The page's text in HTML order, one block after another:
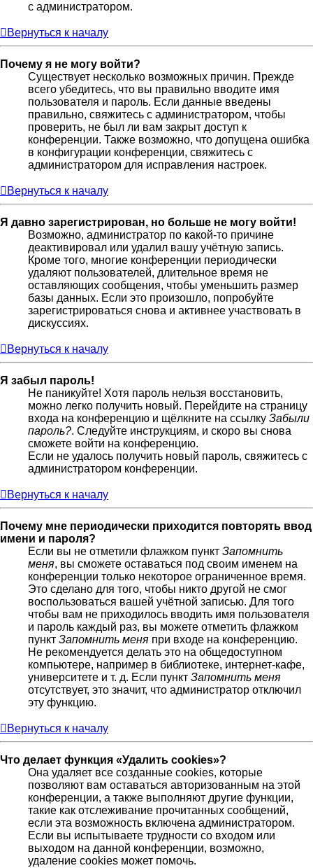
с администратором.
Вернуться к началу
Почему я не могу войти?
Существует несколько возможных причин. Прежде
всего убедитесь, что вы правильно вводите имя
пользователя и пароль. Если данные введены
правильно, свяжитесь с администратором, чтобы
проверить, не был ли вам закрыт доступ к
конференции. Также возможно, что допущена ошибка
в конфигурации конференции, свяжитесь с
администратором для исправления настроек.
Вернуться к началу
Я давно зарегистрирован, но больше не могу войти!
Возможно, администратор по какой-то причине
деактивировал или удалил вашу учётную запись.
Кроме того, многие конференции периодически
удаляют пользователей, длительное время не
оставляющих сообщения, чтобы уменьшить размер
базы данных. Если это произошло, попробуйте
зарегистрироваться снова и активнее участвовать в
дискуссиях.
Вернуться к началу
Я забыл пароль!
Не паникуйте! Хотя пароль нельзя восстановить,
можно легко получить новый. Перейдите на страницу
входа на конференцию и щёлкните на ссылку Забыли
пароль?. Следуйте инструкциям, и скоро вы снова
сможете войти на конференцию.
Если не удалось получить новый пароль, свяжитесь с
администратором конференции.
Вернуться к началу
Почему мне периодически приходится повторять ввод
имени и пароля?
Если вы не отметили флажком пункт Запомнить
меня, вы сможете оставаться под своим именем на
конференции только некоторое ограниченное время.
Это сделано для того, чтобы никто другой не смог
воспользоваться вашей учётной записью. Для того
чтобы вам не приходилось вводить имя пользователя
и пароль каждый раз, вы можете отметить флажком
пункт Запомнить меня при входе на конференцию.
Не рекомендуется делать это на общедоступном
компьютере, например в библиотеке, интернет-кафе,
университете и т. д. Если пункт Запомнить меня
отсутствует, это значит, что администратор отключил
эту функцию.
Вернуться к началу
Что делает функция «Удалить cookies»?
Она удаляет все созданные cookies, которые
позволяют вам оставаться авторизованным на этой
конференции, а также выполняют другие функции,
такие как отслеживание прочитанных сообщений,
если эта возможность включена администратором.
Если вы испытываете трудности со входом или
выходом на данной конференции, возможно,
удаление cookies может помочь.